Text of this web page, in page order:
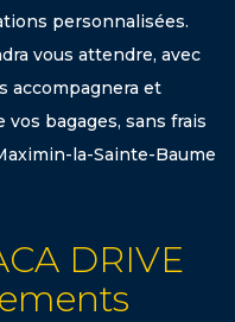
personnalisées.
vous attendre, avec
accompagnera et
vos bagages, sans frais
la-Sainte-Baume
DRIVE